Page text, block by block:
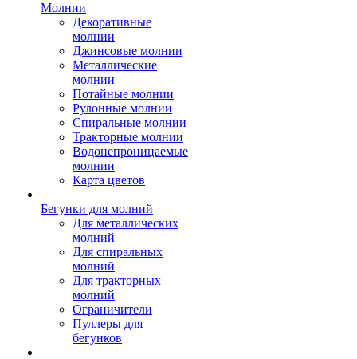
Молнии
Декоративные
молнии
Джинсовые молнии
Металлические
молнии
Потайные молнии
Рулонные молнии
Спиральные молнии
Тракторные молнии
Водонепроницаемые
молнии
Карта цветов
Бегунки для молний
Для металлических
молний
Для спиральных
молний
Для тракторных
молний
Ограничители
Пуллеры для
бегунков